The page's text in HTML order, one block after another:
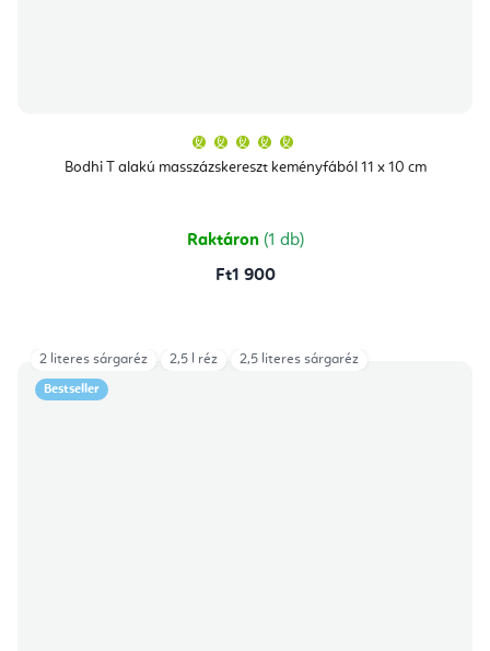
Bodhi T alakú masszázskereszt keményfából 11 x 10 cm
átlagos
értékelése
csillag.
Raktáron (1 db)
Ft1 900
Bestseller
2 literes sárgaréz 2,5 l réz 2,5 literes sárgaréz